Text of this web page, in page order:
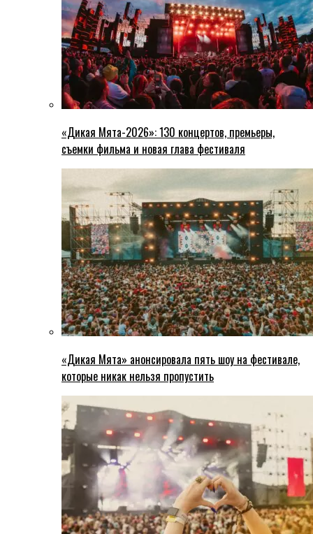
«Дикая Мята-2026»: 130 концертов, премьеры,
съемки фильма и новая глава фестиваля
«Дикая Мята» анонсировала пять шоу на фестивале,
которые никак нельзя пропустить